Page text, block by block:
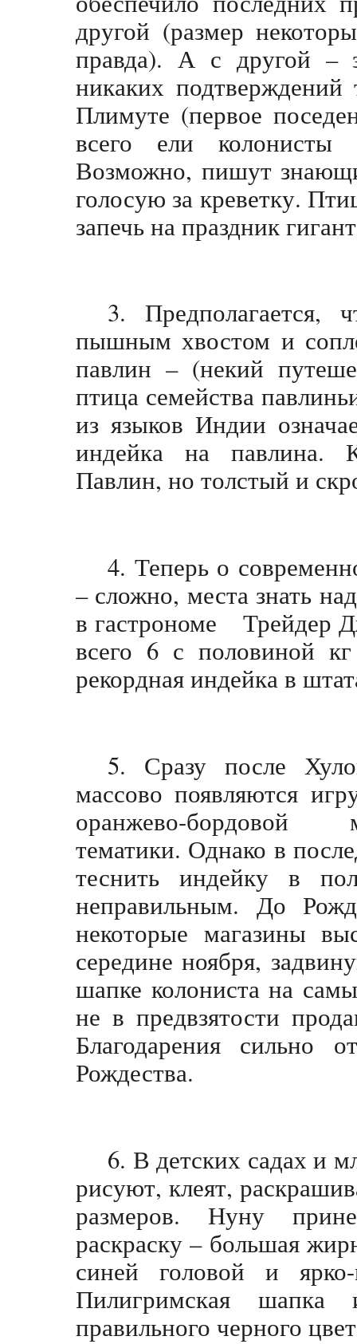
другой (размер
правда). А с другой –
никаких
Плимуте (первое
всего ели колонисты
Возможно, пишут
голосую за креветку.
запечь на праздник
3. Предполагается,
пышным хвостом и
павлин – (некий
птица семейства
из языков Индии
индейка на павлина.
Павлин, но толстый и
4. Теперь о
– сложно, места знать
в гастрономе Трейдер
всего 6 с половиной
рекордная индейка в
5. Сразу после
массово появляются
оранжево-бордовой
тематики. Однако в
теснить индейку в
неправильным. До
некоторые магазины
середине ноября,
шапке колониста на
не в предвзятости
Благодарения сильно
Рождества.
6. В детских садах и
рисуют, клеят,
размеров. Нуну
раскраску – большая
синей головой и
Пилигримская
правильного черного